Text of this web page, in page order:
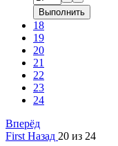
Выполнить
18
19
20
21
22
23
24
Вперёд
First Назад 20 из 24